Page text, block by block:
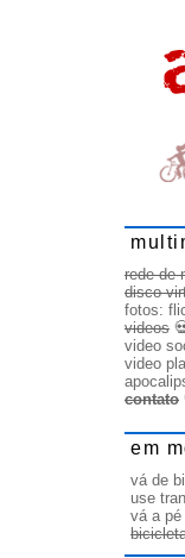
rede de
disco
fotos:
videos
video
video
contato
em
vá de
use
vá a pé